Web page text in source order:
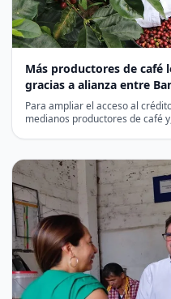
Más productores de café
gracias a alianza entre
Para ampliar el acceso al
medianos productores de café